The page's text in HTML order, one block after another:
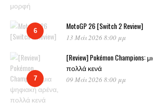
6 MotoGP 26 [Switch 2 Review]
13 Μάι 2026 8:00 μμ
7
[Review] Pokémon Champions:
πολλά κενά
09 Μάι 2026 8:00 μμ